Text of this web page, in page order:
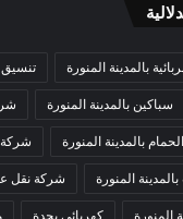
بالمدينة المنورة تنسيق
سباكين بالمدينة المنورة
بالمدينة المنورة شركة
المنورة شركة نقل
المنورة كهربائي بجدة